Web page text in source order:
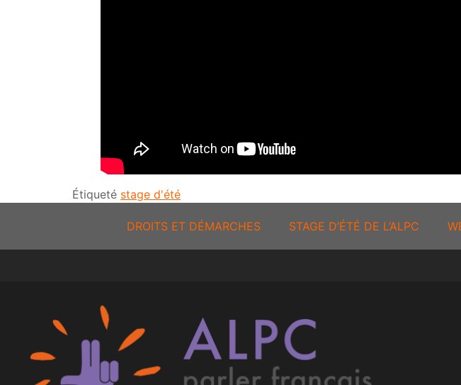
Étiqueté stage d'été
DROITS ET DÉMARCHES STAGE D’ÉTÉ DE L’ALPC